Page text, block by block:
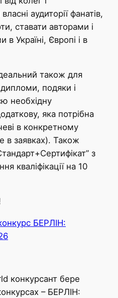
аудиторії фанатів,
ставати авторами і
Україні, Європі і в
також для
дипломи, подяки і
необхідну
яка потрібна
в конкретному
в заявках). Також
з
кваліфікації на 10
БЕРЛІН:
конкурсант бере
– БЕРЛІН: